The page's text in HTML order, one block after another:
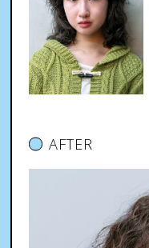
AFTER